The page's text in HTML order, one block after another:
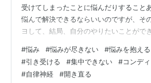
受けてしまったことに悩んだりすること
悩んで解決できるならいいのですが、そ
ヨして、結局、自分のやりたいことがで
た...なんて経験があります。 これってな
ね... こうならないためにはどうすればい
か...（そもそも引き受けなければいいの
#悩み #悩みが尽きない #悩みを抱える
#引き受ける #集中できない #コンデ
#自律神経 #開き直る